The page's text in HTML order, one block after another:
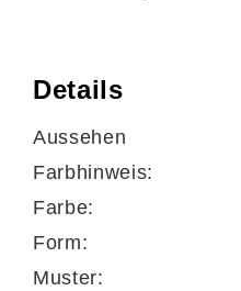
Der Webteppich ist
Details
Aussehen
Farbhinweis:
Farbe:
Form:
Muster: